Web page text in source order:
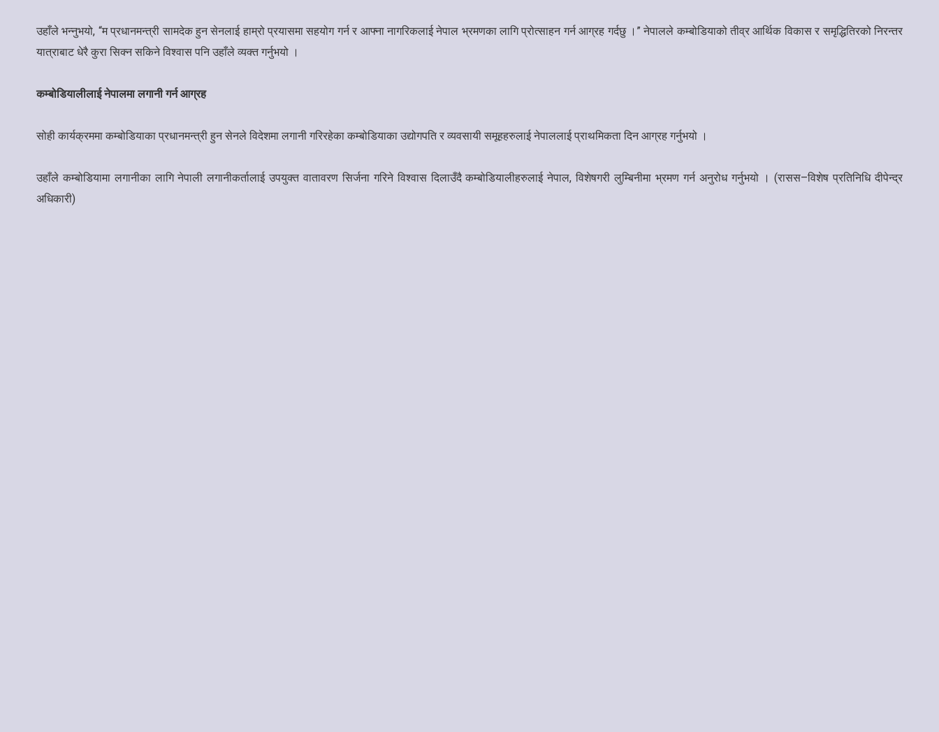
उहाँले भन्नुभयो, “म प्रधानमन्त्री सामदेक हुन सेनलाई हाम्रो प्रयासमा सहयोग गर्न र आफ्ना नागरिकलाई नेपाल भ्रमणका लागि प्रोत्साहन गर्न आग्रह गर्दछु ।” नेपालले कम्बोडियाको तीव्र आर्थिक विकास र समृद्धितिरको निरन्तर
यात्राबाट धेरै कुरा सिक्न सकिने विश्वास पनि उहाँले व्यक्त गर्नुभयो ।
कम्बोडियालीलाई नेपालमा लगानी गर्न आग्रह
सोही कार्यक्रममा कम्बोडियाका प्रधानमन्त्री हुन सेनले विदेशमा लगानी गरिरहेका कम्बोडियाका उद्योगपति र व्यवसायी समूहहरुलाई नेपाललाई प्राथमिकता दिन आग्रह गर्नुभयो ।
उहाँले कम्बोडियामा लगानीका लागि नेपाली लगानीकर्तालाई उपयुक्त वातावरण सिर्जना गरिने विश्वास दिलाउँदै कम्बोडियालीहरुलाई नेपाल, विशेषगरी लुम्बिनीमा भ्रमण गर्न अनुरोध गर्नुभयो । (रासस–विशेष प्रतिनिधि दीपेन्द्र
अधिकारी)